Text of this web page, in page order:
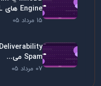
Engine های MySQL
15 مرداد 05
Spam می...
07 مرداد 05